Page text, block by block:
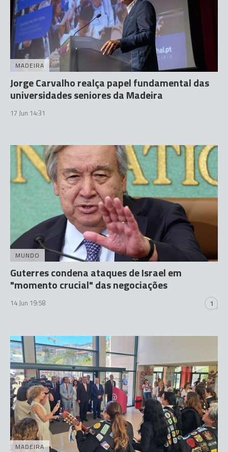
MADEIRA
Jorge Carvalho realça papel fundamental das
universidades seniores da Madeira
17 Jun 14:31
MUNDO
Guterres condena ataques de Israel em
"momento crucial" das negociações
14 Jun 19:58 1
MADEIRA